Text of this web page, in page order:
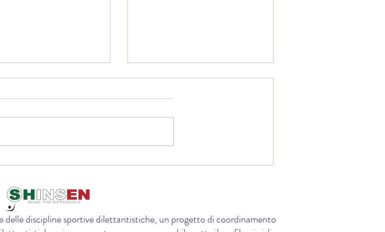
Shinsen: il trofeo
lo spirito di squadra
Awards Night 2026: al Teatro
delle discipline sportive dilettantistiche, un progetto di coordinamento